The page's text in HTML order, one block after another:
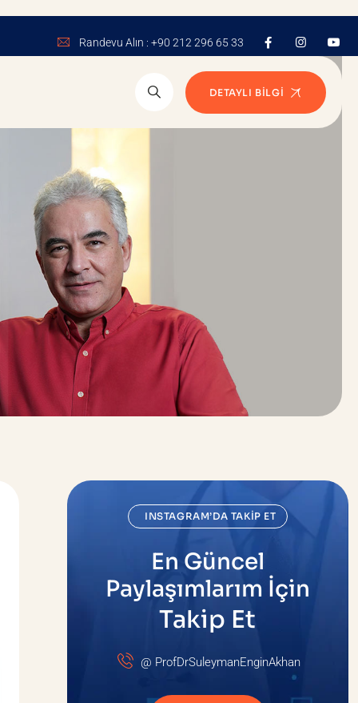
Randevu Alın : +90 212 296 65 33
DETAYLI BILGI
INSTAGRAM’DA TAKIP ET
En Güncel
Paylaşımlarım İçin
Takip Et
@ ProfDrSuleymanEnginAkhan